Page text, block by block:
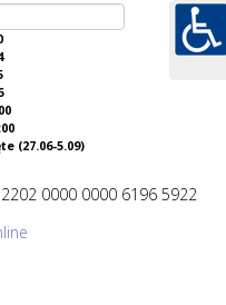
(27.06-5.09)
0000 0000 6196 5922